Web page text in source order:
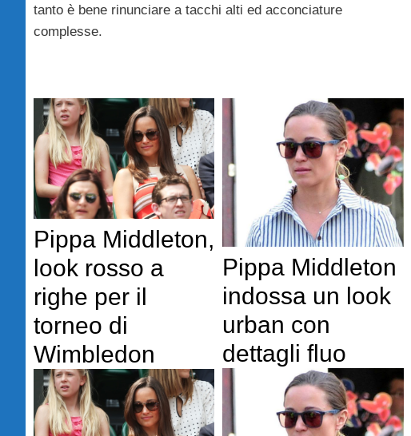
tanto è bene rinunciare a tacchi alti ed acconciature
complesse.
Pippa Middleton,
look rosso a
righe per il
torneo di
Wimbledon
Pippa Middleton
indossa un look
urban con
dettagli fluo